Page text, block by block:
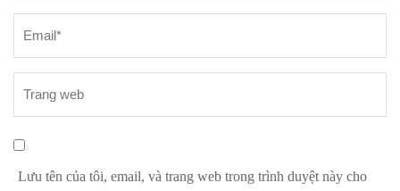
Lưu tên của tôi, email, và trang web trong trình duyệt này cho